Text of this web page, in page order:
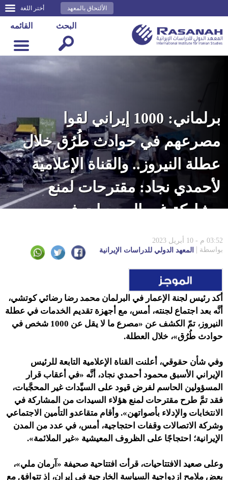
أختر اللغة الألتحاق بالمعهد
القائمه البحث
برلماني: 1000 إيراني لقوا
مصرعهم في حوادث طُرُق خلال
عطلة النيروز.. والقناة الإعلامية
لأحمدي نجاد: مقترحات لمنع
مشاركة غير المحجبات في
الانتخابات03:52 م - 10 أبريل 2023
بواسطة
المعهد الدولي للدراسات الإيرانية
أكد رئيس لجنة الإعمار في البرلمان محمد رضا رضائي كوتشي،
أنَّه بعد اجتماع لجنته، أمس، مع أجهزة تقديم الخدمات في عطلة
النيروز، تمّ الكشف عن «مصرع ما لا يقل عن 1000 شخص في
حوادث طُرُق»، خلال العطلة.
وفي شأن حقوقي، أعلنت القناة الإعلامية التابعة للرئيس
الإيراني الأسبق محمود أحمدي نجاد، أنَّه «في أعقاب قرار
المسؤولين الحاسم لفرض قيود على السيِّدات غير المحجَّبات،
فقد تمَّ طرح مقترحات لمنع هؤلاء السيدات من المشاركة في
الانتخابات والإدلاء بأصواتهن». وأقام متقاعدو التأمين الاجتماعي
وشركة الاتصالات وقفات احتجاجية، أمس، في عدد من المدن
الإيرانية؛ احتجاجًا على الظروف المعيشية «غير الملائمة».
وعلى صعيد الافتتاحيات، قرأت افتتاحية صحيفة «آرمان ملي»،
بعض ملامح ازدواجية السياسة الخارجية في إيران، إذ تتوافق مع